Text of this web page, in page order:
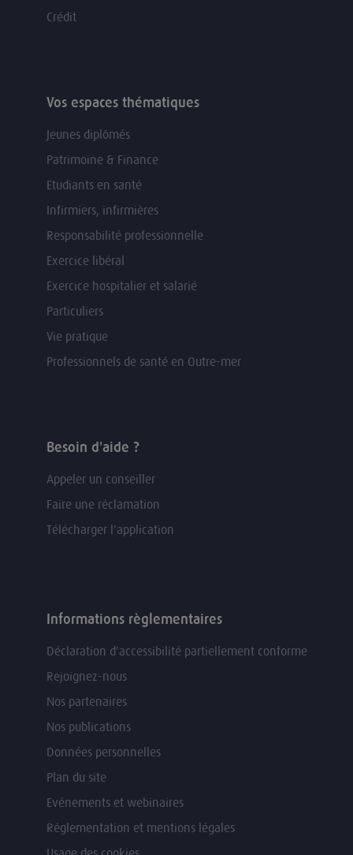
Crédit
Vos espaces thématiques
Jeunes diplômés
Patrimoine & Finance
Etudiants en santé
Infirmiers, infirmières
Responsabilité professionnelle
Exercice libéral
Exercice hospitalier et salarié
Particuliers
Vie pratique
Professionnels de santé en Outre-mer
Besoin d'aide ?
Appeler un conseiller
Faire une réclamation
Télécharger l'application
Informations règlementaires
Déclaration d'accessibilité partiellement conforme
Rejoignez-nous
Nos partenaires
Nos publications
Données personnelles
Plan du site
Evénements et webinaires
Réglementation et mentions légales